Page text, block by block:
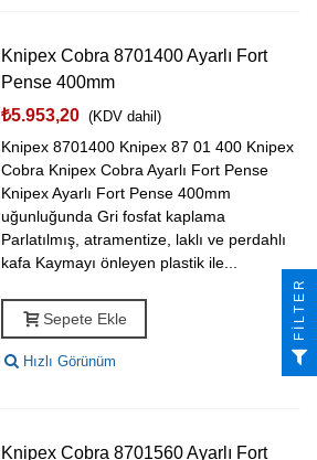
Knipex Cobra 8701400 Ayarlı Fort
Pense 400mm
₺5.953,20 (KDV dahil)
Knipex 8701400 Knipex 87 01 400 Knipex
Cobra Knipex Cobra Ayarlı Fort Pense
Knipex Ayarlı Fort Pense 400mm
uğunluğunda Gri fosfat kaplama
Parlatılmış, atramentize, laklı ve perdahlı
kafa Kaymayı önleyen plastik ile...
Sepete Ekle
Hızlı Görünüm
Knipex Cobra 8701560 Ayarlı Fort
FILTER